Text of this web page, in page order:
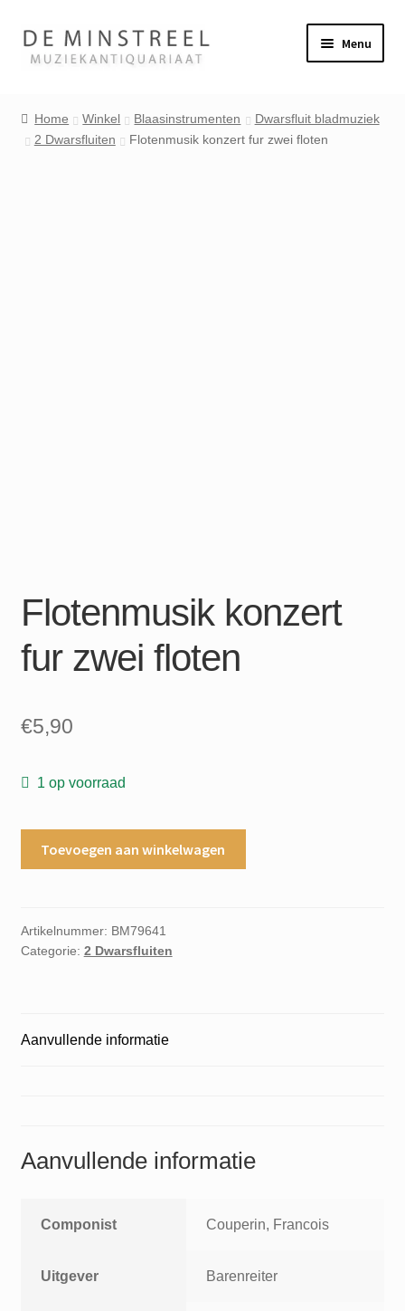
Ga
door
Ga
naar
Menu
Contact
Home Winkel Blaasinstrumenten
Dwarsfluit bladmuziek
2 Dwarsfluiten
Flotenmusik konzert fur zwei floten
Flotenmusik konzert
fur zwei floten
€5,90
1 op voorraad
floten
aantal
Toevoegen aan winkelwagen
Artikelnummer: BM79641
Categorie: 2 Dwarsfluiten
Aanvullende informatie
Aanvullende informatie
Componist Couperin, Francois
Uitgever Barenreiter